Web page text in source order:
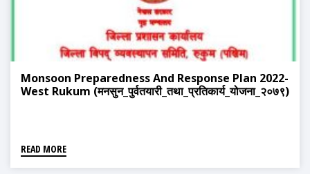
Monsoon Preparedness And Response Plan 2022-
West Rukum (मनसुन_पुर्वतयारी_तथा_प्रतिकार्य_योजना_२०७९)
READ MORE